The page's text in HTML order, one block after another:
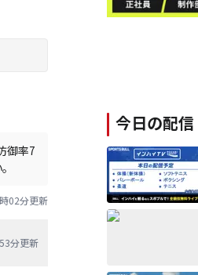
御率7
02分更新
分更新
今日の配信